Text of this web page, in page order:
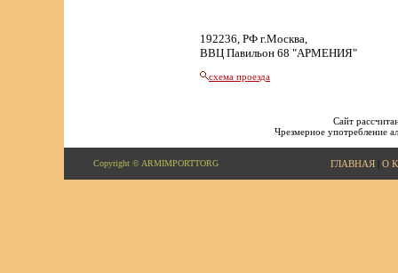
192236, РФ г.Москва,
ВВЦ Павильон 68 "АРМЕНИЯ"
схема проезда
Сайт
Чрезмерное употребление
Copyright © ARMIMPORTTORG ГЛАВНАЯ| О